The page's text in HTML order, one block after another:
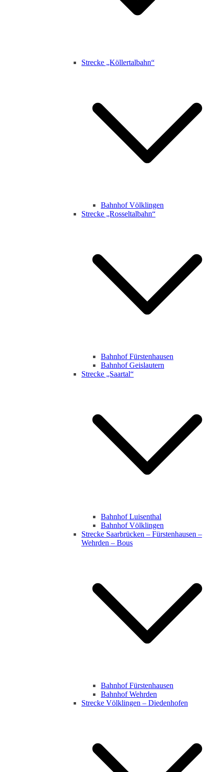
Strecke „Köllertalbahn“
Bahnhof Völklingen
Strecke „Rosseltalbahn“
Bahnhof Fürstenhausen
Bahnhof Geislautern
Strecke „Saartal“
Bahnhof Luisenthal
Bahnhof Völklingen
Strecke Saarbrücken – Fürstenhausen –
Wehrden – Bous
Bahnhof Fürstenhausen
Bahnhof Wehrden
Strecke Völklingen – Diedenhofen